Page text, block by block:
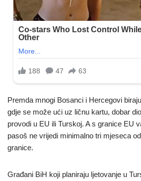
Premda mnogi Bosanci i Hercegovi
gdje se može ući uz ličnu kartu, dobar
provodi u EU ili Turskoj. A s granice EU
pasoš ne vrijedi minimalno tri mjeseca
granice.
Građani BiH koji planiraju ljetovanje u